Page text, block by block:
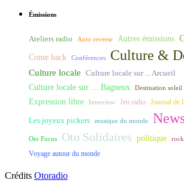
Émissions
Ateliers radio Auto reverse Autres émissions
Come back Conférences Culture &
Culture locale Culture locale sur ... Arcueil
Culture locale sur ... Bagneux Destination soleil
Expression libre Interview Jeu radio Journal de
Les joyeux pickers musique du monde
Oto Focus Oto Solidaires politique
Voyage autour du monde
Crédits Otoradio